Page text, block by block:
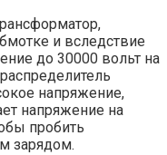
и вследствие
до 30000 вольт на
напряжение,
напряжение на
пробить
зарядом.